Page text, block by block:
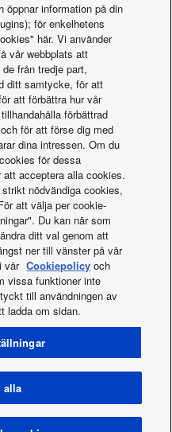
Youtube
LinkedIn
för cookies
Data act
labels
Europe GmbH Med
öppnar information på din
för enkelhetens
här. Vi använder
vår webbplats att
från tredje part,
ditt samtycke, för att
att förbättra hur vår
förbättrad
för att förse dig med
dina intressen. Om du
för dessa
acceptera alla cookies.
nödvändiga cookies,
att välja per cookie-
Du kan när som
ditt val genom att
ner till vänster på vår
vår Cookiepolicy och
vissa funktioner inte
till användningen av
ladda om sidan.
alla